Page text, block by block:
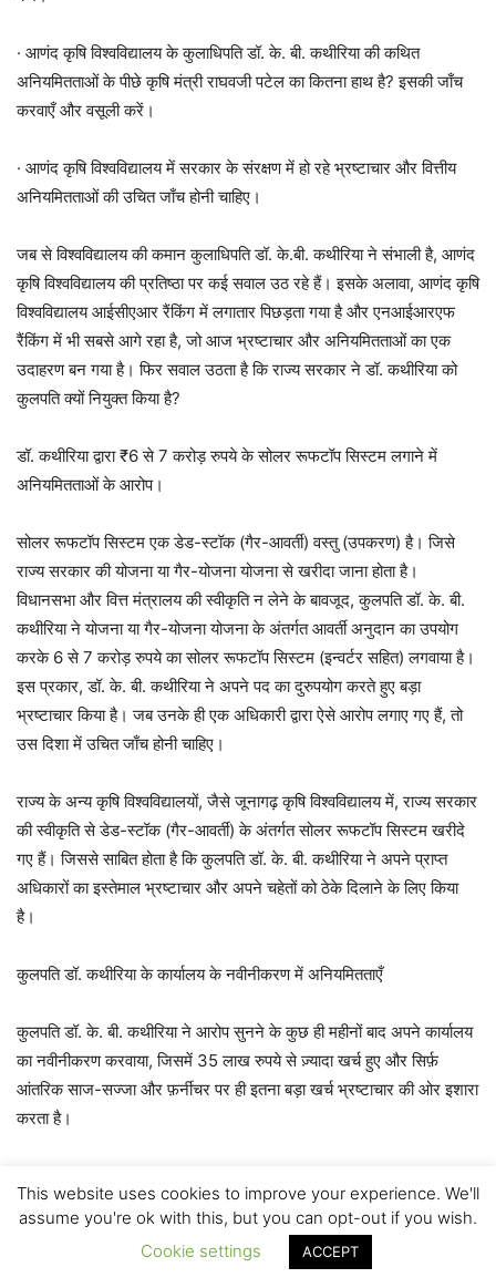
· आणंद कृषि विश्वविद्यालय के कुलाधिपति डॉ. के. बी. कथीरिया की कथित
अनियमितताओं के पीछे कृषि मंत्री राघवजी पटेल का कितना हाथ है? इसकी जाँच
करवाएँ और वसूली करें।
· आणंद कृषि विश्वविद्यालय में सरकार के संरक्षण में हो रहे भ्रष्टाचार और वित्तीय
अनियमितताओं की उचित जाँच होनी चाहिए।
जब से विश्वविद्यालय की कमान कुलाधिपति डॉ. के.बी. कथीरिया ने संभाली है, आणंद
कृषि विश्वविद्यालय की प्रतिष्ठा पर कई सवाल उठ रहे हैं। इसके अलावा, आणंद कृषि
विश्वविद्यालय आईसीएआर रैंकिंग में लगातार पिछड़ता गया है और एनआईआरएफ
रैंकिंग में भी सबसे आगे रहा है, जो आज भ्रष्टाचार और अनियमितताओं का एक
उदाहरण बन गया है। फिर सवाल उठता है कि राज्य सरकार ने डॉ. कथीरिया को
कुलपति क्यों नियुक्त किया है?
डॉ. कथीरिया द्वारा ₹6 से 7 करोड़ रुपये के सोलर रूफटॉप सिस्टम लगाने में
अनियमितताओं के आरोप।
सोलर रूफटॉप सिस्टम एक डेड-स्टॉक (गैर-आवर्ती) वस्तु (उपकरण) है। जिसे
राज्य सरकार की योजना या गैर-योजना योजना से खरीदा जाना होता है।
विधानसभा और वित्त मंत्रालय की स्वीकृति न लेने के बावजूद, कुलपति डॉ. के. बी.
कथीरिया ने योजना या गैर-योजना योजना के अंतर्गत आवर्ती अनुदान का उपयोग
करके 6 से 7 करोड़ रुपये का सोलर रूफटॉप सिस्टम (इन्वर्टर सहित) लगवाया है।
इस प्रकार, डॉ. के. बी. कथीरिया ने अपने पद का दुरुपयोग करते हुए बड़ा
भ्रष्टाचार किया है। जब उनके ही एक अधिकारी द्वारा ऐसे आरोप लगाए गए हैं, तो
उस दिशा में उचित जाँच होनी चाहिए।
राज्य के अन्य कृषि विश्वविद्यालयों, जैसे जूनागढ़ कृषि विश्वविद्यालय में, राज्य सरकार
की स्वीकृति से डेड-स्टॉक (गैर-आवर्ती) के अंतर्गत सोलर रूफटॉप सिस्टम खरीदे
गए हैं। जिससे साबित होता है कि कुलपति डॉ. के. बी. कथीरिया ने अपने प्राप्त
अधिकारों का इस्तेमाल भ्रष्टाचार और अपने चहेतों को ठेके दिलाने के लिए किया
है।
कुलपति डॉ. कथीरिया के कार्यालय के नवीनीकरण में अनियमितताएँ
कुलपति डॉ. के. बी. कथीरिया ने आरोप सुनने के कुछ ही महीनों बाद अपने कार्यालय
का नवीनीकरण करवाया, जिसमें 35 लाख रुपये से ज़्यादा खर्च हुए और सिर्फ़
आंतरिक साज-सज्जा और फ़र्नीचर पर ही इतना बड़ा खर्च भ्रष्टाचार की ओर इशारा
करता है।
कुलपति डॉ. के. बी. कथीरिया ने अपने सरकारी आवास में फ़र्नीचर, निर्माण और अन्य
खर्चों पर लाखों रुपये खर्च किए हैं और इनमें से कुछ विश्वविद्यालय के अतिथिगृह के
This website uses cookies to improve your experience. We'll
assume you're ok with this, but you can opt-out if you wish.
Cookie settings
ACCEPT